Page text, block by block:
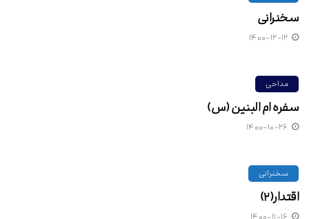
سخنرانی
۱۴۰۰-۱۲-۱۲
مداحی
سفره ام البنین (س)
۱۴۰۰-۱۰-۲۶
سخنرانی
اقتدار(۲)
۱۴۰۰-۱۱-۱۶